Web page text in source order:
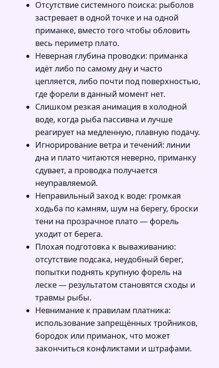
Отсутствие системного поиска: рыболов
застревает в одной точке и на одной
приманке, вместо того чтобы обловить
весь периметр плато.
Неверная глубина проводки: приманка
идёт либо по самому дну и часто
цепляется, либо почти под поверхностью,
где форели в данный момент нет.
Слишком резкая анимация в холодной
воде, когда рыба пассивна и лучше
реагирует на медленную, плавную подачу.
Игнорирование ветра и течений: линии
дна и плато читаются неверно, приманку
сдувает, а проводка получается
неуправляемой.
Неправильный заход к воде: громкая
ходьба по камням, шум на берегу, броски
тени на прозрачное плато — форель
уходит от берега.
Плохая подготовка к вываживанию:
отсутствие подсака, неудобный берег,
попытки поднять крупную форель на
леске — результатом становятся сходы и
травмы рыбы.
Невнимание к правилам платника:
использование запрещённых тройников,
бородок или приманок, что может
закончиться конфликтами и штрафами.